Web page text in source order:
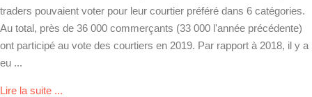
traders pouvaient voter pour leur courtier préféré dans 6 catégories.
Au total, près de 36 000 commerçants (33 000 l'année précédente)
ont participé au vote des courtiers en 2019. Par rapport à 2018, il y a
eu ...
Lire la suite ...